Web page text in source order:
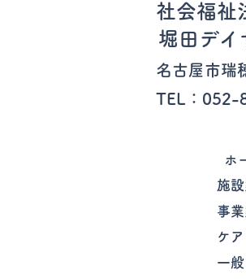
社会福祉
堀田デイ
名古屋市瑞
TEL：052-
ホ
施
事
ケ
一般